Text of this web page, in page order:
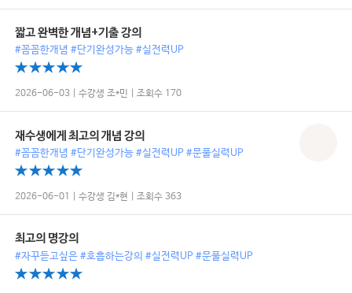
짧고 완벽한 개념+기출 강의
#꼼꼼한개념 #단기완성가능 #실전력UP
2026-06-03 | 수강생 조*민 | 조회수 170
재수생에게 최고의 개념 강의
#꼼꼼한개념 #단기완성가능 #실전력UP #문풀실력UP
2026-06-01 | 수강생 김*현 | 조회수 363
최고의 명강의
#자꾸듣고싶은 #호흡하는강의 #실전력UP #문풀실력UP